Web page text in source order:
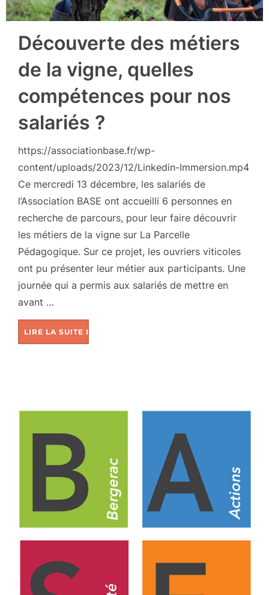
Découverte des métiers
de la vigne, quelles
compétences pour nos
salariés ?
https://associationbase.fr/wp-
content/uploads/2023/12/Linkedin-Immersion.mp4
Ce mercredi 13 décembre, les salariés de
l’Association BASE ont accueilli 6 personnes en
recherche de parcours, pour leur faire découvrir
les métiers de la vigne sur La Parcelle
Pédagogique. Sur ce projet, les ouvriers viticoles
ont pu présenter leur métier aux participants. Une
journée qui a permis aux salariés de mettre en
avant …
LIRE LA SUITE DE